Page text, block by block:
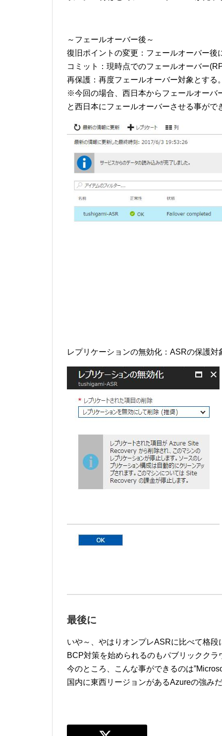
～フェールオーバー後～
復旧ポイントの変更：フェールオーバー後
コミット：現時点でのフェールオーバー
再保護：再度フェールオーバー対象とする
※今回の場合、西日本からフェールオーバ
と西日本にフェールオーバーさせる事が
レプリケーションの無効化：ASRの保護
最後に
いや～、やはりオンプレASRに比べて格
BCP対策を始められるのもパブリッククラ
今のところ、こんな事ができるのは
国内に東西リージョンがあるAzureの強み